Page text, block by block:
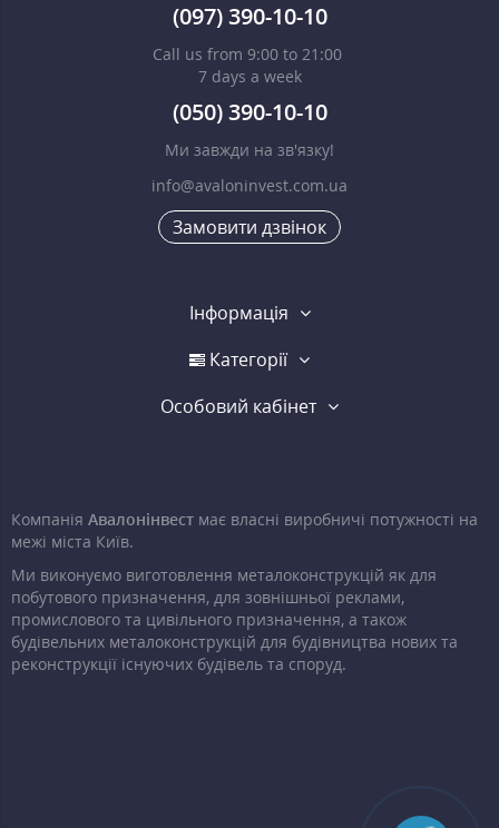
(097) 390-10-10
Call us from 9:00 to 21:00
7 days a week
(050) 390-10-10
Ми завжди на зв'язку!
info@avaloninvest.com.ua
Замовити дзвінок
Інформація
Категорії
Особовий кабінет
Компанія Авалонінвест має власні виробничі потужності на
межі міста Київ.
Ми виконуємо виготовлення металоконструкцій як для
побутового призначення, для зовнішньої реклами,
промислового та цивільного призначення, а також
будівельних металоконструкцій для будівництва нових та
реконструкції існуючих будівель та споруд.